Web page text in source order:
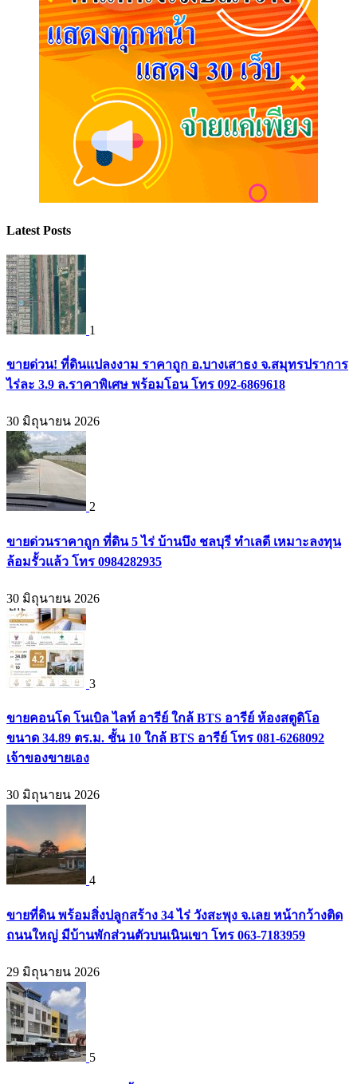
Latest Posts
1
ขายด่วน! ที่ดินแปลงงาม ราคาถูก อ.บางเสาธง จ.สมุทรปราการ
ไร่ละ 3.9 ล.ราคาพิเศษ พร้อมโอน โทร 092-6869618
30 มิถุนายน 2026
2
ขายด่วนราคาถูก ที่ดิน 5 ไร่ บ้านบึง ชลบุรี ทำเลดี เหมาะลงทุน
ล้อมรั้วแล้ว โทร 0984282935
30 มิถุนายน 2026
3
ขายคอนโด โนเบิล ไลท์ อารีย์ ใกล้ BTS อารีย์ ห้องสตูดิโอ
ขนาด 34.89 ตร.ม. ชั้น 10 ใกล้ BTS อารีย์ โทร 081-6268092
เจ้าของขายเอง
30 มิถุนายน 2026
4
ขายที่ดิน พร้อมสิ่งปลูกสร้าง 34 ไร่ วังสะพุง จ.เลย หน้ากว้างติด
ถนนใหญ่ มีบ้านพักส่วนตัวบนเนินเขา โทร 063-7183959
29 มิถุนายน 2026
5